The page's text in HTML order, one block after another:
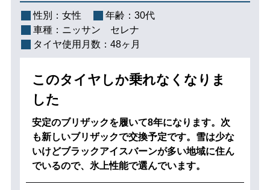
性別： 女性 年齢： 30代
車種： ニッサン セレナ
タイヤ使用月数： 48ヶ月
このタイヤしか乗れなくなりま
した
安定のブリザックを履いて8年になります。次
も新しいブリザックで交換予定です。雪は少な
いけどブラックアイスバーンが多い地域に住ん
でいるので、氷上性能で選んでいます。